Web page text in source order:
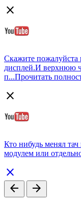
close
Скажите пожалуйста
дисплей.И верхнюю
п...Прочитать
close
Кто нибудь менял
модулем или
close
arrow_back
arrow_forward